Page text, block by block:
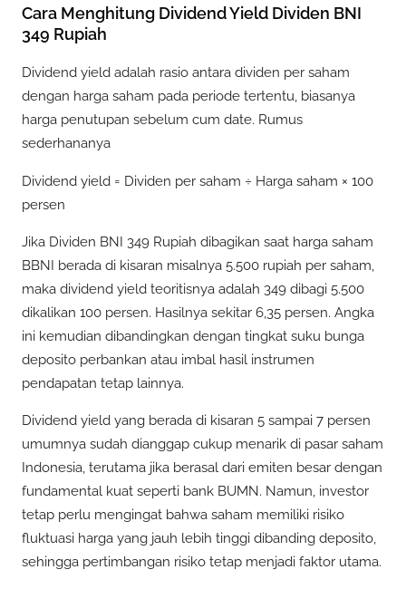
Cara Menghitung Dividend Yield Dividen BNI
349 Rupiah
Dividend yield adalah rasio antara dividen per saham
dengan harga saham pada periode tertentu, biasanya
harga penutupan sebelum cum date. Rumus
sederhananya
Dividend yield = Dividen per saham ÷ Harga saham × 100
persen
Jika Dividen BNI 349 Rupiah dibagikan saat harga saham
BBNI berada di kisaran misalnya 5.500 rupiah per saham,
maka dividend yield teoritisnya adalah 349 dibagi 5.500
dikalikan 100 persen. Hasilnya sekitar 6,35 persen. Angka
ini kemudian dibandingkan dengan tingkat suku bunga
deposito perbankan atau imbal hasil instrumen
pendapatan tetap lainnya.
Dividend yield yang berada di kisaran 5 sampai 7 persen
umumnya sudah dianggap cukup menarik di pasar saham
Indonesia, terutama jika berasal dari emiten besar dengan
fundamental kuat seperti bank BUMN. Namun, investor
tetap perlu mengingat bahwa saham memiliki risiko
fluktuasi harga yang jauh lebih tinggi dibanding deposito,
sehingga pertimbangan risiko tetap menjadi faktor utama.